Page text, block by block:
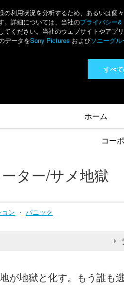
の利用状況を分析するため、あるいは
。詳細については、当社のプライバシー
ください。当社のウェブサイトやアプ
データをSony Pictures およびソニーグ
すべ
ホーム
コー
ター/サメ地獄
ン ・ パニック
が地獄と化す。もう誰も